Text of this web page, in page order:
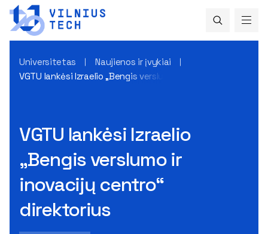
Universitetas
Naujienos ir įvykiai
VGTU lankėsi Izraelio „Bengis verslumo ir inovacijų centro“
VGTU lankėsi Izraelio
„Bengis verslumo ir
inovacijų centro“
direktorius